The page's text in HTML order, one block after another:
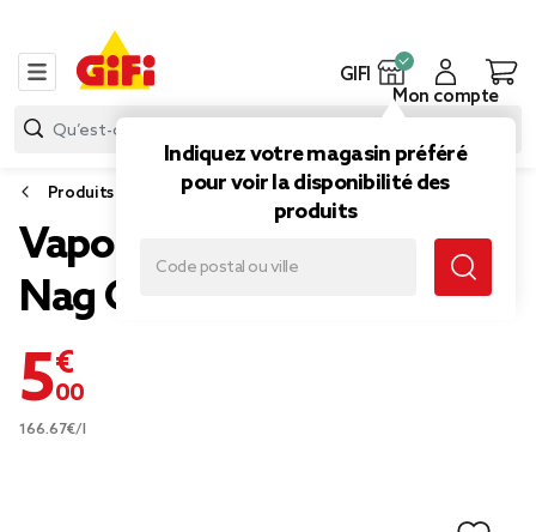
GIFI
Indiquez votre magasin préféré
pour voir la disponibilité des
produits
Mon compte
Produits d’entretien
Vaporisateur désodorisant
Nag Champa 30ml
5,00 €
166.67€/l